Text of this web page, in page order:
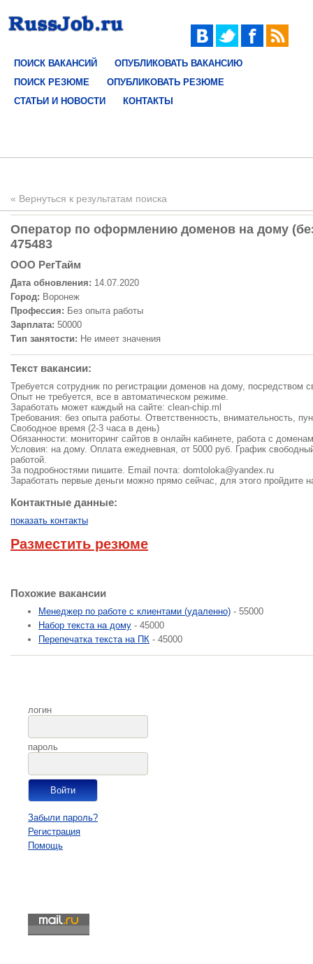
ПОИСК ВАКАНСИЙ
ОПУБЛИКОВАТЬ ВАКАНСИЮ
ПОИСК РЕЗЮМЕ
ОПУБЛИКОВАТЬ РЕЗЮМЕ
СТАТЬИ И НОВОСТИ
КОНТАКТЫ
« Вернуться к результатам поиска
Оператор по оформлению доменов на дому
475483
ООО РегТайм
Дата обновления: 14.07.2020
Город: Воронеж
Профессия: Без опыта работы
Зарплата: 50000
Тип занятости: Не имеет значения
Текст вакансии:
Требуется сотрудник по регистрации доменов на дому,
Опыт не требуется, все в автоматическом режиме.
Заработать может каждый на сайте: clean-chip.ml
Требования: без опыта работы. Ответственность, внимательность,
Свободное время (2-3 часа в день)
Обязанности: мониторинг сайтов в онлайн кабинете, работа с
Условия: на дому. Оплата ежедневная, от 5000 руб. График
работой.
За подробностями пишите. Email почта: domtoloka@yandex.ru
Заработать первые деньги можно прямо сейчас, для этого пройдите
Контактные данные:
показать контакты
Разместить резюме
Похожие вакансии
Менеджер по работе с клиентами (удаленно) - 55000
Набор текста на дому - 45000
Перепечатка текста на ПК - 45000
логин
пароль
Забыли пароль?
Регистрация
Помощь